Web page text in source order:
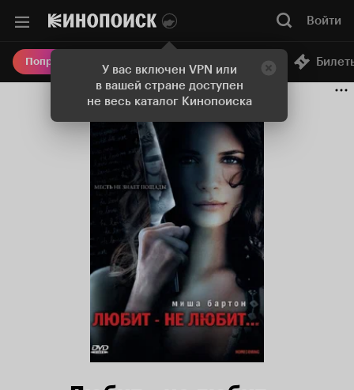
У вас включен VPN или
в вашей стране доступен
не весь каталог Кинопоиска
Войти
Попробовать Плюс Онлайн-кинотеатр